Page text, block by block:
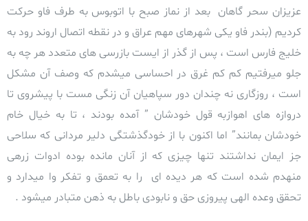
عزیزان سحر گاهان بعد از نماز صبح با اتوبوس به طرف فاو حرکت
کردیم (بندر فاو یکی شهرهای مهم عراق و در نقطه اتصال اروند رود به
خلیج فارس است ، پس از گذر از ایست بازرسی های متعدد هر چه به
جلو میرفتیم کم کم غرق در احساسی میشدم که وصف آن مشکل
است ، روزگاری نه چندان دور سپاهیان آن زنگی مست با پیشروی تا
دروازه های اهوازبه قول خودشان ” آمده بودند ، تا به خیال خام
خودشان بمانند” اما اکنون با از خودگذشتگی دلیر مردانی که سلاحی
جز ایمان نداشتند تنها چیزی که از آنان مانده بوده ادوات زرهی
منهدم شده است که هر دیده ای را به تعمق و تفکر وا میدارد و
تحقق وعده الهی پیروزی حق و نابودی باطل به ذهن متبادر میشود .